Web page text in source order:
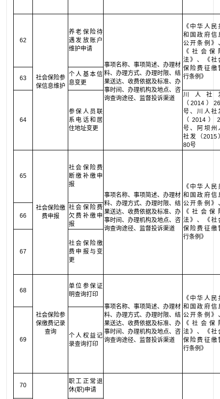
62
社会保险参
保信息维护
养老保险待
遇发放账户
维护申请
事项名称、事项简述、办理材
料、办理方式、办理时限、结
果送达、收费依据及标准、办
事时间、办理机构及地点、咨
询查询途径、监督投诉渠道
《中华人民
和国政府信
公开条例》
《社会保
法》、《社
保险费征缴
行条例》
63
个人基本信
息变更
64
参保人员联
系电话和居
住地址变更
川人社
（2014）
号、川人社
（2014）
号、阿坝州
社发（2015
80号
65
社会保险缴
费申报
社会保险费
断缴补缴申
报
事项名称、事项简述、办理材
料、办理方式、办理时限、结
果送达、收费依据及标准、办
事时间、办理机构及地点、咨
询查询途径、监督投诉渠道
《中华人民
和国政府信
公开条例》
《社会保
法》、《社
保险费征缴
行条例》
66
社会保险费
欠费补缴申
报
67
社会保险缴
费申报与变
更
68
社会保险参
保缴费记录
查询
单位参保证
明查询打印
事项名称、事项简述、办理材
料、办理方式、办理时限、结
果送达、收费依据及标准、办
事时间、办理机构及地点、咨
询查询途径、监督投诉渠道
《中华人民
和国政府信
公开条例》
《社会保
法》、《社
保险费征缴
行条例》
69
个人权益记
录查询打印
70
职工正常退
休(职)申请